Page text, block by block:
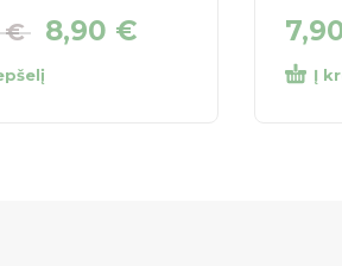
€ 8,90 €
Į